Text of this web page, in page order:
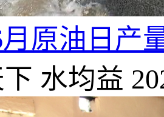
原油日产
水均益